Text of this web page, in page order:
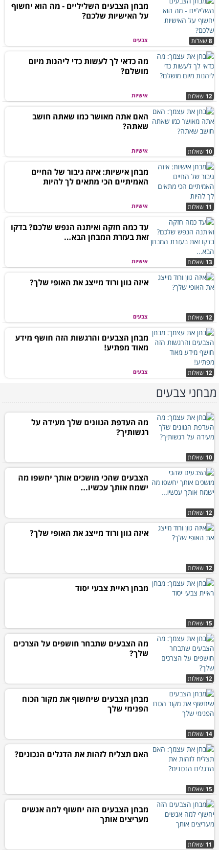
צבעים 8 שאלות
מבחן הצבעים השליליים - מה הוא יחשוף
על האישיות שלכם?
אישיות 12 שאלות
מה כדאי לך לעשות כדי ליהנות מיום
מושלם?
אישיות 10 שאלות
האם אתה מאושר כמו שאתה חושב
שאתה?
אישיות 11 שאלות
מבחן אישיות: איזה גיבור של החיים
האמיתיים הכי מתאים לך להיות
אישיות 13 שאלות
עד כמה חזקה ואיתנה הנפש שלכם? בדקו
זאת בעזרת המבחן הבא...
צבעים 12 שאלות
איזה גוון ורוד מייצג את האופי שלך?
צבעים 12 שאלות
מבחן הצבעים והרגשות הזה חושף מידע
מאוד מפתיע!
מבחני צבעים
10 שאלות
מה העדפת הגוונים שלך מעידה על
רגשותיך?
12 שאלות
הצבעים שהכי מושכים אותך יחשפו מה
ישמח אותך עכשיו...
12 שאלות
איזה גוון ורוד מייצג את האופי שלך?
15 שאלות
מבחן ראיית צבעי יסוד
12 שאלות
מה הצבעים שתבחר חושפים על הצרכים
שלך?
14 שאלות
מבחן הצבעים שיחשוף את מקור הכוח
הפנימי שלך
15 שאלות
האם תצליח לזהות את הדגלים הנכונים?
11 שאלות
מבחן הצבעים הזה יחשוף למה אנשים
מעריצים אותך